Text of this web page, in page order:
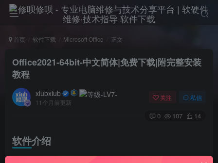
首页 软件下载 Microsoft Office 正文
Office2021-64bit-中文简体|免费下载|附完整安装
教程
xiubxiub
11个月前更新
关注 私信
0 107 14
软件介绍